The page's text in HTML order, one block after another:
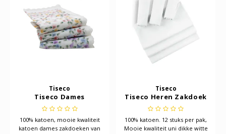
Tiseco
Tiseco Dames
zakdoeken Bloem
kant Lucie 6 St
100% katoen, mooie kwaliteit
katoen dames zakdoeken van
Tiseco
Tiseco Heren Zakdoek
wit dikke kwaliteit 12
stuks
100% katoen. 12 stuks per pak,
Mooie kwaliteit uni dikke witte